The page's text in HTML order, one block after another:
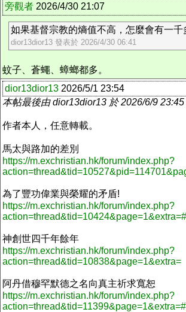
旁觀者 2026/4/30 21:07
如果基督宗教的熵值不高，怎麼會有一千
dior13dior13 發表於 2026/4/30 06:41
蚊子、蒼蠅、蟑螂都多。
dior13dior13 2026/5/1 23:54
本帖最後由 dior13dior13 於 2026/6/9
作者本人，任意轉載。
馬太與路加的差別
https://m.exchristian.hk/forum/index.php?
為了豐功偉業與榮耀的矛盾!
https://m.exchristian.hk/forum/index.php?
神創世四千年餘年
https://m.exchristian.hk/forum/index.php?
action=thread&tid=10838&page=1&extra=
阿丹借穆罕默德之名向真主祈求寬恕
https://m.exchristian.hk/forum/index.php?